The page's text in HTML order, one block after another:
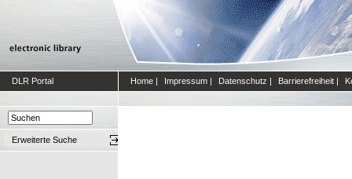
DLR Portal Home | Impressum | Datenschutz | Barrierefreiheit |
Erweiterte Suche